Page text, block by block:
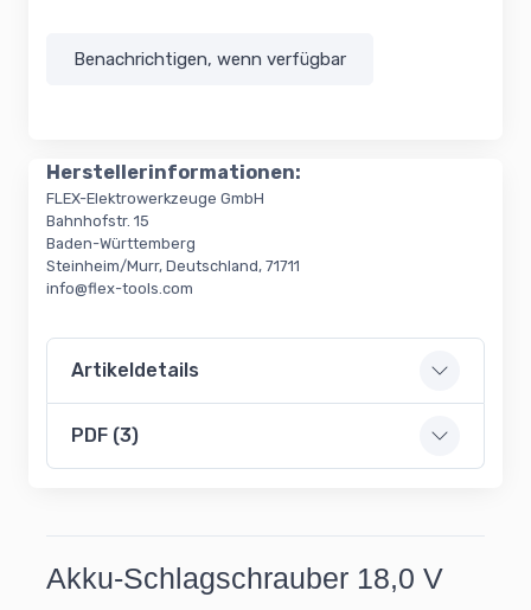
Benachrichtigen, wenn verfügbar
Herstellerinformationen:
FLEX-Elektrowerkzeuge GmbH
Bahnhofstr. 15
Baden-Württemberg
Steinheim/Murr, Deutschland, 71711
info@flex-tools.com
Artikeldetails
PDF (3)
Akku-Schlagschrauber 18,0 V